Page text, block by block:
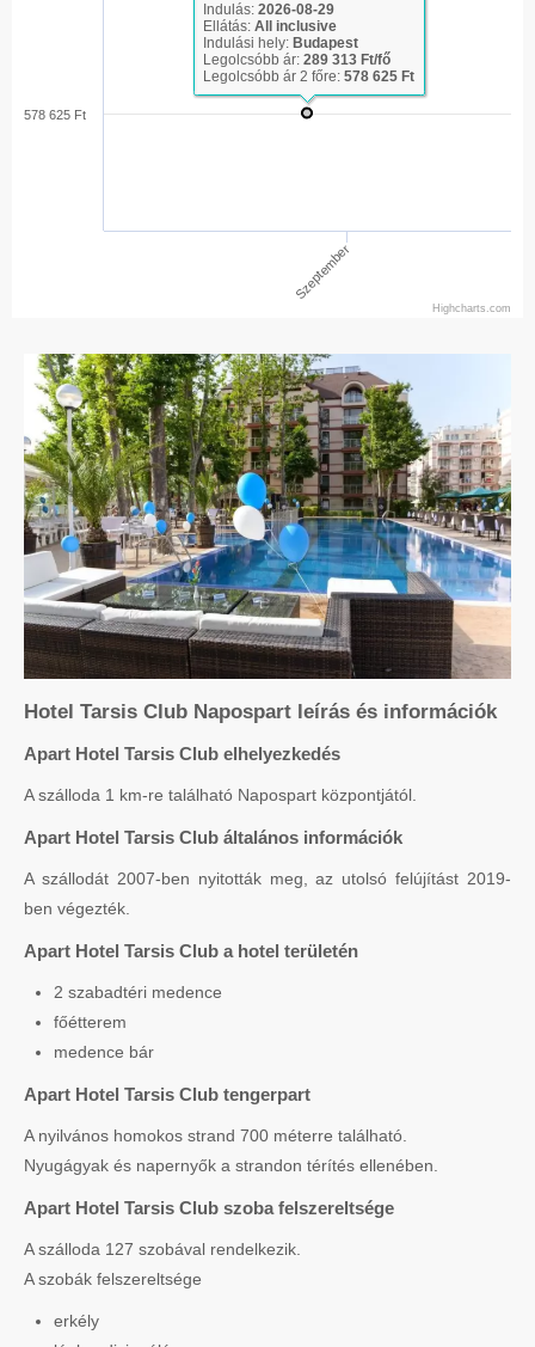
Szeptember
578 625 Ft
Highcharts.com
Indulás: 2026-08-29
Ellátás: All inclusive
Indulási hely: Budapest
Legolcsóbb ár: 289 313 Ft/fő
Legolcsóbb ár 2 főre: 578 625 Ft
Hotel Tarsis Club Napospart leírás és információk
Apart Hotel Tarsis Club elhelyezkedés
A szálloda 1 km-re található Napospart központjától.
Apart Hotel Tarsis Club általános információk
A szállodát 2007-ben nyitották meg, az utolsó felújítást 2019-
ben végezték.
Apart Hotel Tarsis Club a hotel területén
2 szabadtéri medence
főétterem
medence bár
Apart Hotel Tarsis Club tengerpart
A nyilvános homokos strand 700 méterre található.
Nyugágyak és napernyők a strandon térítés ellenében.
Apart Hotel Tarsis Club szoba felszereltsége
A szálloda 127 szobával rendelkezik.
A szobák felszereltsége
erkély